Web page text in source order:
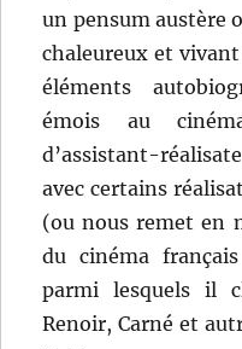
un pensum austère
chaleureux et
éléments
émois au
d’assistant-
avec certains
(ou nous remet en
du cinéma
parmi lesquels il
Renoir, Carné et